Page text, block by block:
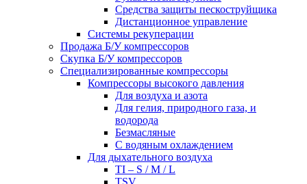
Средства защиты пескоструйщика
Дистанционное управление
Системы рекуперации
Продажа Б/У компрессоров
Скупка Б/У компрессоров
Специализированные компрессоры
Компрессоры высокого давления
Для воздуха и азота
Для гелия, природного газа, и
водорода
Безмасляные
С водяным охлаждением
Для дыхательного воздуха
TI – S / M / L
TSV